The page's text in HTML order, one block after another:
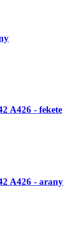
A426 - fekete
A426 - arany